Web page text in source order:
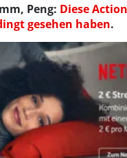
Peng: Diese
gesehen haben.